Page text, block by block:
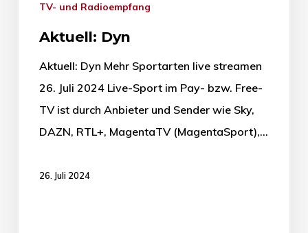
TV- und Radioempfang
Aktuell: Dyn
Aktuell: Dyn Mehr Sportarten live streamen
26. Juli 2024 Live-Sport im Pay- bzw. Free-
TV ist durch Anbieter und Sender wie Sky,
DAZN, RTL+, MagentaTV (MagentaSport),…
26. Juli 2024